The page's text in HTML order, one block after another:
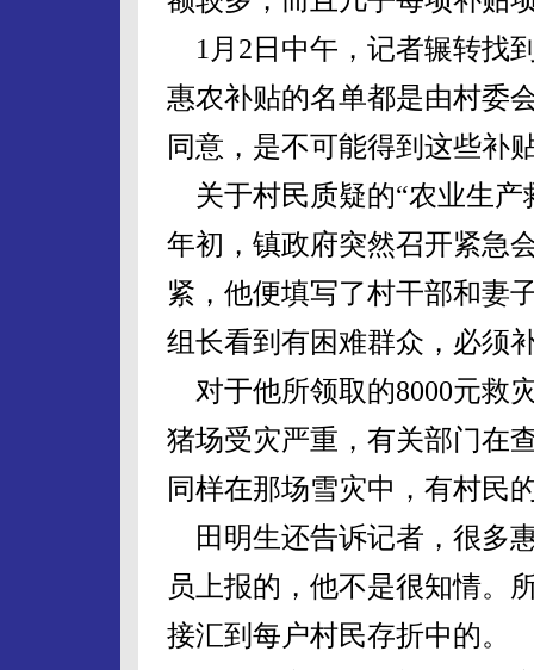
1月2日中午，记者辗转找
惠农补贴的名单都是由村委
同意，是不可能得到这些补
关于村民质疑的“农业生产
年初，镇政府突然召开紧急
紧，他便填写了村干部和妻
组长看到有困难群众，必须
对于他所领取的8000元救
猪场受灾严重，有关部门在
同样在那场雪灾中，有村民
田明生还告诉记者，很多
员上报的，他不是很知情。
接汇到每户村民存折中的。